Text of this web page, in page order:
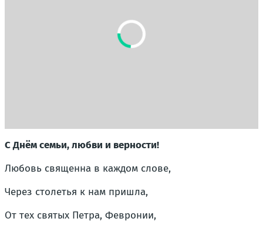
С Днём семьи, любви и верности!
Любовь священна в каждом слове,
Через столетья к нам пришла,
От тех святых Петра, Февронии,